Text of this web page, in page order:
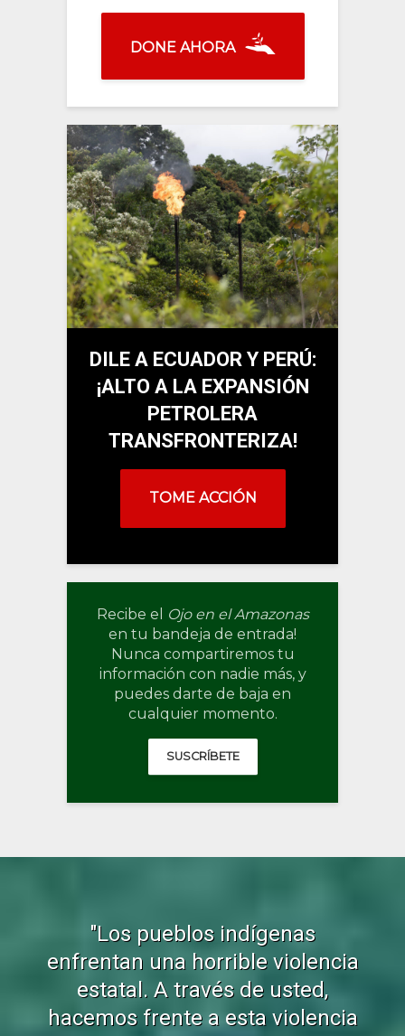
DONE AHORA
DILE A ECUADOR Y PERÚ:
¡ALTO A LA EXPANSIÓN
PETROLERA
TRANSFRONTERIZA!
TOME ACCIÓN
Recibe el
Ojo en el Amazonas
en tu bandeja de entrada!
Nunca compartiremos tu
información con nadie más, y
puedes darte de baja en
cualquier momento.
SUSCRÍBETE
"Los pueblos indígenas
enfrentan una horrible violencia
estatal. A través de usted,
hacemos frente a esta violencia